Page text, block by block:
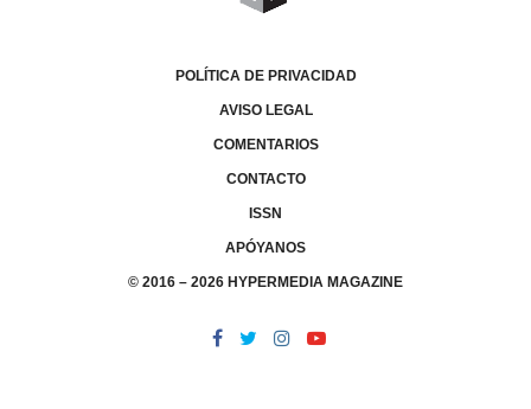
POLÍTICA DE PRIVACIDAD
AVISO LEGAL
COMENTARIOS
CONTACTO
ISSN
APÓYANOS
© 2016 – 2026 HYPERMEDIA MAGAZINE